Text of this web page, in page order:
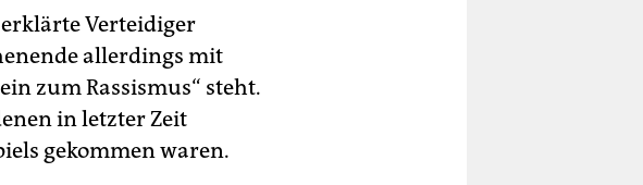
erklärte Verteidiger
allerdings mit
zum Rassismus“ steht.
in letzter Zeit
gekommen waren.